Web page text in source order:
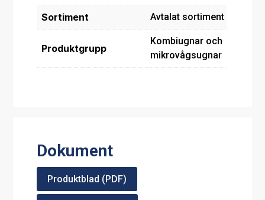
Sortiment Avtalat sortiment
Produktgrupp
Kombiugnar och
mikrovågsugnar
Dokument
Produktblad (PDF)